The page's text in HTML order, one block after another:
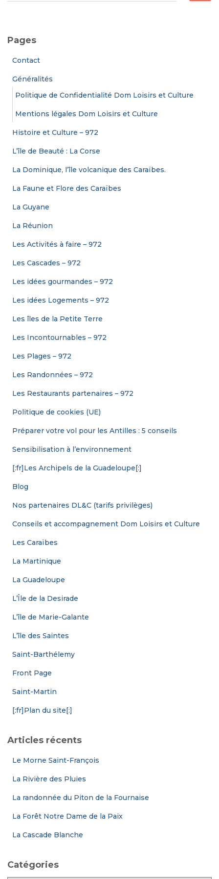
rPages
Contact
Généralités
Politique de Confidentialité Dom Loisirs et Culture
Mentions légales Dom Loisirs et Culture
Histoire et Culture – 972
L’île de Beauté : La Corse
La Dominique, l’île volcanique des Caraïbes.
La Faune et Flore des Caraïbes
La Guyane
La Réunion
Les Activités à faire – 972
Les Cascades – 972
Les idées gourmandes – 972
Les idées Logements – 972
Les îles de la Petite Terre
Les Incontournables – 972
Les Plages – 972
Les Randonnées – 972
Les Restaurants partenaires – 972
Politique de cookies (UE)
Préparer votre vol pour les Antilles : 5 conseils
Sensibilisation à l’environnement
[:fr]Les Archipels de la Guadeloupe[:]
Blog
Nos partenaires DL&C (tarifs privilèges)
Conseils et accompagnement Dom Loisirs et Culture
Les Caraïbes
La Martinique
La Guadeloupe
L’Île de la Desirade
L’île de Marie-Galante
L’île des Saintes
Saint-Barthélemy
Front Page
Saint-Martin
[:fr]Plan du site[:]
Articles récents
Le Morne Saint-François
La Rivière des Pluies
La randonnée du Piton de la Fournaise
La Forêt Notre Dame de la Paix
La Cascade Blanche
Catégories